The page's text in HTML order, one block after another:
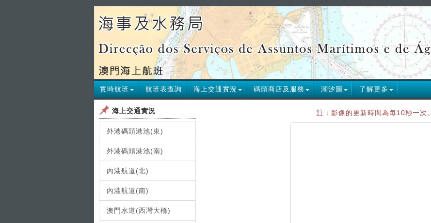
實時航班 航班表查詢 海上交通實況 碼頭商店及服務 潮汐圖 了解更多
海上交通實況
外港碼頭港池(東)
外港碼頭港池(南)
內港航道(北)
內港航道(南)
澳門水道(西灣大橋)
註：影像的更新時間為每10秒一次。